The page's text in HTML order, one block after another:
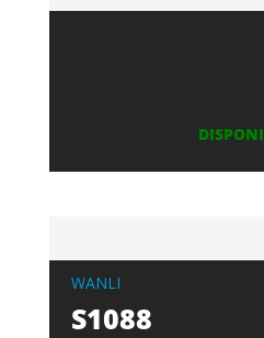
WANLI
S1088